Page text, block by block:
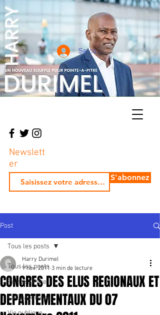
Se connecter
Newslett
er
S'abonnez
Post
Tous les posts
Pointe à Pitre
La Guadeloupe
Vie publique
Tous les posts
CONGRES DES ELUS REGIONAUX ET
DEPARTEMENTAUX DU 07
Harry Durimel
9 nov. 2011 3 min de lecture